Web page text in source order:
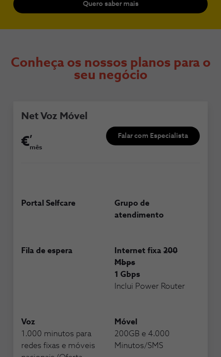
Quero saber mais
Conheça os nossos planos para o
seu negócio
Net Voz Móvel
€
,
mês
Portal Selfcare
Grupo de
atendimento
Fila de espera Internet fixa 200
Mbps
1 Gbps
Inclui Power Router
Voz
1.000 minutos para
redes fixas e móveis
Móvel
200GB e 4.000
Minutos/SMS
Falar com Especialista